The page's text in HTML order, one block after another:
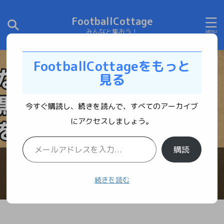
FootballCottage
みんなと集おう！
FootballCottageをもっと
見る
今すぐ購読し、続きを読んで、すべてのアーカイブ
にアクセスしましょう。
購読
続きを読む